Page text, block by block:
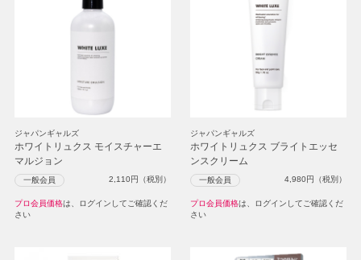
ジャパンギャルズ
ホワイトリュクス モイスチャーエ
マルジョン
一般会員 2,110円（税別）
プロ会員価格は、ログインしてご確認くだ
さい
ジャパンギャルズ
ホワイトリュクス ブライトエッセ
ンスクリーム
一般会員 4,980円（税別）
プロ会員価格は、ログインしてご確認くだ
さい